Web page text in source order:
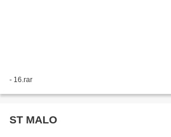
- 16.rar
ST MALO